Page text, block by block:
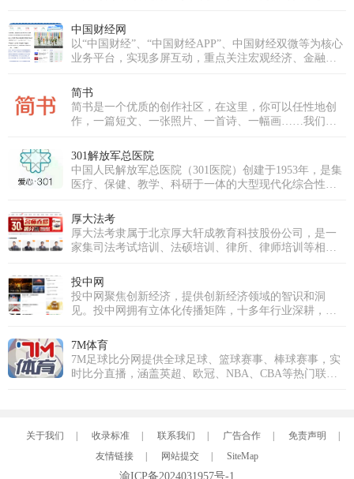
式，打造一个真正以用户需求为核心、强调互动与社区
归属感的优质平台。历经多年深耕与发展，魅影直播已
成功跻身国内优秀的泛娱乐直播平台行列。我们不仅拥
有超过十万级的庞大注册用户群体，更汇聚了逾万名才
等多个领域。魅影直播的使命是构建一个真正开放、包
容且充满创新活力的直播生态系统。我们致力于打破界
限，让每一个独特的个体都能在此安全、自如地表达，
并最终将热爱转化为个人价值与成长。魅影直播的愿景
是成为全球互动娱乐领域的引领者。为此，我们将持续
推动前沿技术应用，深耕魅影直播APP免费版下载安装，
体验。
中国财经网
以“中国财经”、“中国财经APP”、中国财经双微等为核心
业务平台，实现多屏互动，重点关注宏观经济、金融、
效、专业、全面的财经信息及综合类服务。
简书
简书是一个优质的创作社区，在这里，你可以任性地创
作，一篇短文、一张照片、一首诗、一幅画……我们相
301解放军总医院
中国人民解放军总医院（301医院）创建于1953年，是集
医疗、保健、教学、科研于一体的大型现代化综合性医
重要保健基地，承担军委、总部等多个体系单位、官兵
的医疗保健和各军区、军兵种转诊、后送的疑难病诊治
任务。医院同时又是解放军医学院，以研究生教育为
主，是全军唯一一所医院办学单位。
厚大法考
厚大法考隶属于北京厚大轩成教育科技股份公司，是一
家集司法考试培训、法硕培训、律所、律师培训等相关
式，各友商效仿引入免费模式，让法考行业实现对学员
的教育资源共享 。2016年，厚大股份挂牌上市。2017
年，随着多位名师的加入，以及厚大各职能部门的协
作，厚大组成了行业学院派名师阵容。厚大罗翔老师在
法考图书发行量已经突破一千万册，免费课件播放量达
一亿次 。
投中网
投中网聚焦创新经济，提供创新经济领域的智识和洞
见。投中网拥有立体化传播矩阵，十多年行业深耕，为
私募股权投资行业和新商业领域均拥有权威影响力。投
中网拥有商业深度、商业故事、资本市场、健康、教
育、5G、汽车、消费、人工智能、Vtalk、投等舱、创投
百科等多个频道和品牌栏目，投中网在投资中国、投资
相，关注商业进化，服务创新经济，推动新商业文明。
7M体育
7M足球比分网提供全球足球、篮球赛事、棒球赛事，实
时比分直播，涵盖英超、欧冠、NBA、CBA等热门联赛
关于我们 收录标准 联系我们 广告合作 免责声明
友情链接
网站提交 SiteMap
渝ICP备2024031957号-1